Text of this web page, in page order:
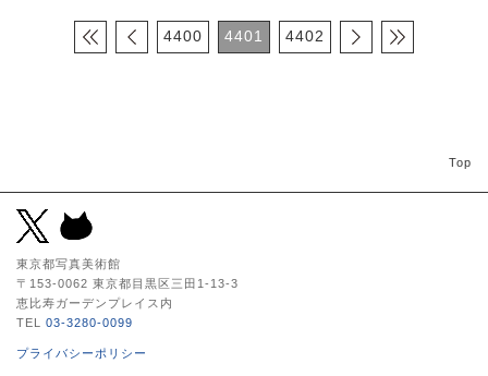
4400 4401 4402
Top
東京都写真美術館
〒153-0062 東京都目黒区三田1-13-3
恵比寿ガーデンプレイス内
TEL 03-3280-0099
プライバシーポリシー